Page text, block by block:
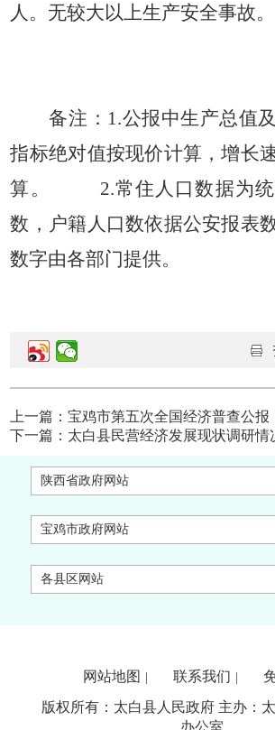
人。无较大以上生产安全事故。
备注： 1.公报中生产总值
指标绝对值按现价计算 ，增长
算 。
2.常住人口数据为
数 ， 户籍人口数依据公安报表
数字由各部门提供。
上一篇：宝鸡市第五次全国经济普查公报
下一篇：太白县民营经济发展现状调研情
陕西省政府网站
宝鸡市政府网站
各县区网站
网站地图 联系我们
版权所有：太白县人民政府 主办：